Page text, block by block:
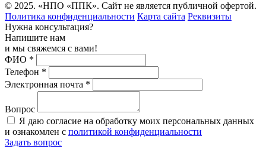
© 2025. «НПО «ППК». Сайт не является публичной офертой.
Политика конфиденциальности Карта сайта Реквизиты
Нужна консультация?
Напишите нам
и мы свяжемся с вами!
ФИО *
Телефон *
Электронная почта *
Вопрос
Я даю согласие на обработку моих персональных данных
и ознакомлен с политикой конфиденциальности
Задать вопрос